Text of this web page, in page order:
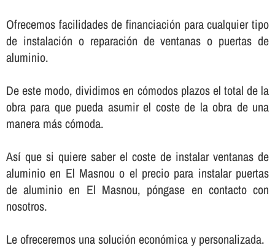
Ofrecemos facilidades de financiación para cualquier tipo
de instalación o reparación de ventanas o puertas de
aluminio.
De este modo, dividimos en cómodos plazos el total de la
obra para que pueda asumir el coste de la obra de una
manera más cómoda.
Así­ que si quiere saber el coste de instalar ventanas de
aluminio en El Masnou o el precio para instalar puertas
de aluminio en El Masnou, póngase en contacto con
nosotros.
Le ofreceremos una solución económica y personalizada.